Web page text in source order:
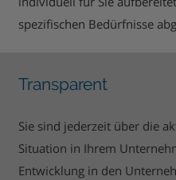
spezifischen Bedürfnisse
Transparent
Sie sind jederzeit über die
Situation in Ihrem
Entwicklung in den